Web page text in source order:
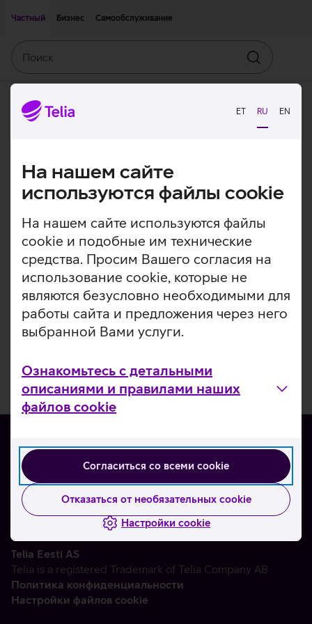
ET RU EN
На нашем сайте
используются файлы cookie
На нашем сайте используются файлы
cookie и подобные им технические
средства. Просим Вашего согласия на
использование cookie, которые не
являются безусловно необходимыми для
работы сайта и предложения через него
выбранной Вами услуги.
Ознакомьтесь с детальными
описаниями и правилами наших
файлов cookie
Согласиться со всеми cookie
Отказаться от необязательных cookie
Настройки cookie
Частный
Бизнес Самообслуживание
Искать
О нас
Контакты
Партнерам
Telia Eesti AS
Telia is a registered Trademark of Telia Company AB
Политика конфиденциальности
Настройки файлов cookie